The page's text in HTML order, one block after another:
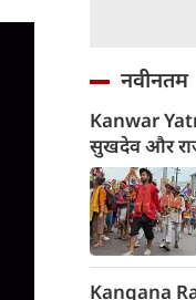
नवीनतम
Kanwar
सुखदेव और
अनोखे अंदाज में
Kangana